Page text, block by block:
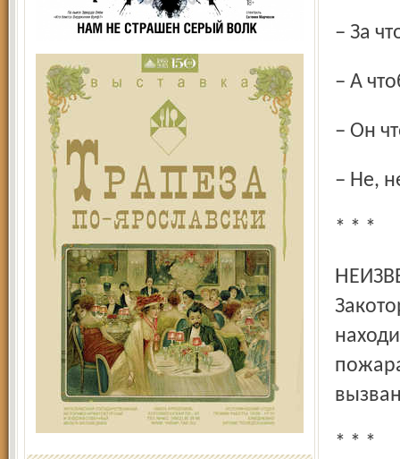
– За
– А
– Он
– Не,
* * *
НЕИЗВЕСТНО ОТЧЕГО ЗАГОРЕЛАСЬ ПОЛИЦЕЙСКАЯ БУДКА в
* * *